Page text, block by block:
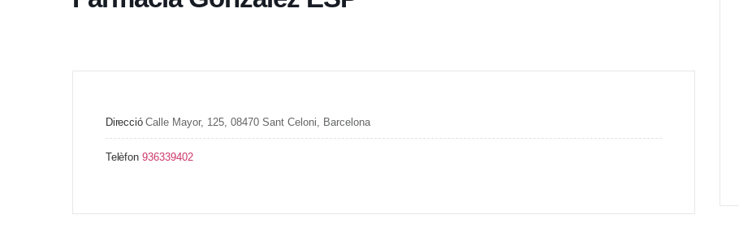
Direcció Calle Mayor, 125, 08470 Sant Celoni, Barcelona
Telèfon 936339402